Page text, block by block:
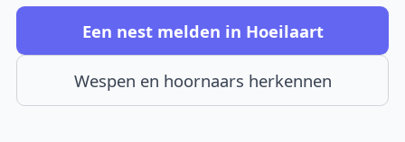
Een nest melden in Hoeilaart
Wespen en hoornaars herkennen